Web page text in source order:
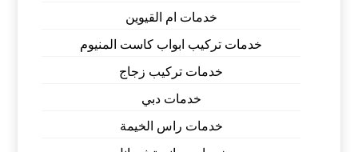
خدمات ام القيوين
خدمات تركيب ابواب كاست المنيوم
خدمات تركيب زجاج
خدمات دبي
خدمات راس الخيمة